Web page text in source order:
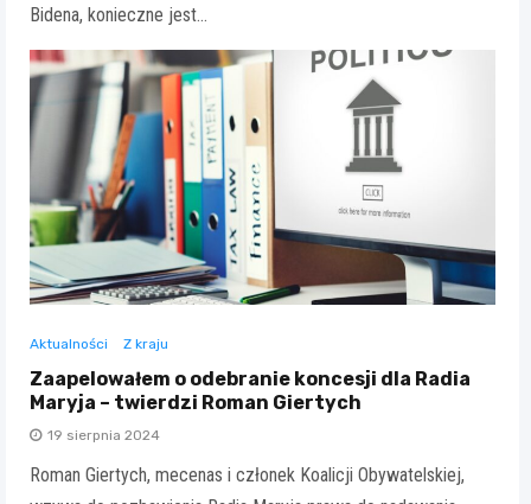
Bidena, konieczne jest…
Aktualności Z kraju
Zaapelowałem o odebranie koncesji dla Radia
Maryja – twierdzi Roman Giertych
19 sierpnia 2024
Roman Giertych, mecenas i członek Koalicji Obywatelskiej,